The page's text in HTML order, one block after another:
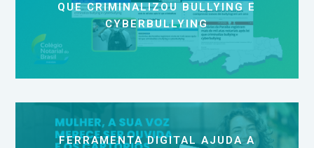
QUE CRIMINALIZOU BULLYING E
CYBERBULLYING
FERRAMENTA DIGITAL AJUDA A